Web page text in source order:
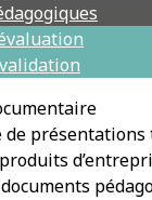
de